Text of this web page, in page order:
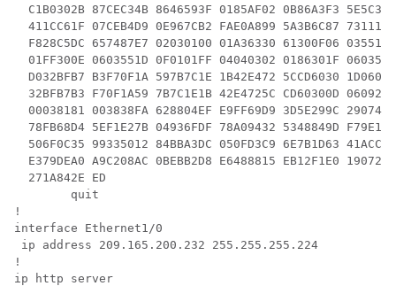
C1B0302B 87CEC34B 8646593F 0185AF02 0B86A3F3
411CC61F 07CEB4D9 0E967CB2 FAE0A899 5A3B6C87
F828C5DC 657487E7 02030100 01A36330 61300F06
01FF300E 0603551D 0F0101FF 04040302 0186301F
D032BFB7 B3F70F1A 597B7C1E 1B42E472 5CCD6030
32BFB7B3 F70F1A59 7B7C1E1B 42E4725C CD60300D
00038181 003838FA 628804EF E9FF69D9 3D5E299C
78FB68D4 5EF1E27B 04936FDF 78A09432 5348849D
506F0C35 99335012 84BBA3DC 050FD3C9 6E7B1D63
E379DEA0 A9C208AC 0BEBB2D8 E6488815 EB12F1E0
  271A842E ED
        quit
!
interface Ethernet1/0
ip address 209.165.200.232 255.255.255.224
!